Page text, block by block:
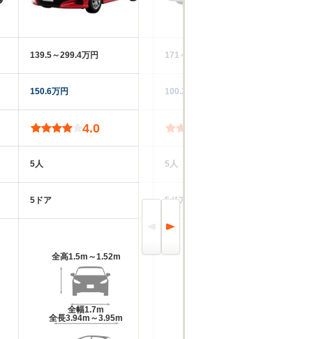
139.5～299.4万円
150.6万円
4.0
5人
5ドア
全高1.5m～1.52m
全幅1.7m
全長3.94m～3.95m
171～370.9万円
100.3万円
5人
5ドア